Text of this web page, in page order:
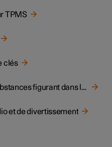
TPMS
clés
Informations relatives aux substances figurant dans la liste des substances candidates aux fins de l'article 33, paragraphe 1, du règlement REACH
et de divertissement